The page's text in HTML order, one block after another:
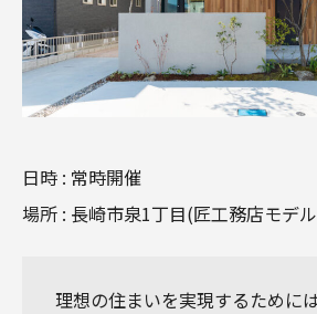
日時 : 常時開催
場所 : 長崎市泉1丁目(匠工務店モデ
理想の住まいを実現するために